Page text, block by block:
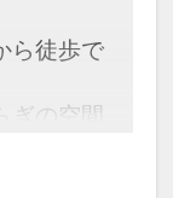
ら徒歩で
ぎの空間